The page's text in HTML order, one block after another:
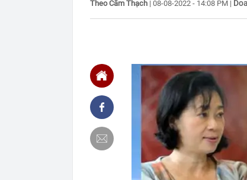
tạo ra
08:10
Khu
Nhân
08:02
'Nóng'
08:00
Có gì
07:58
Giá
Phú
07:58
Tỉnh
bay 5
gần 7 tỷ
Theo Cẩm Thạch | 08-08-2022 - 14:08 PM |